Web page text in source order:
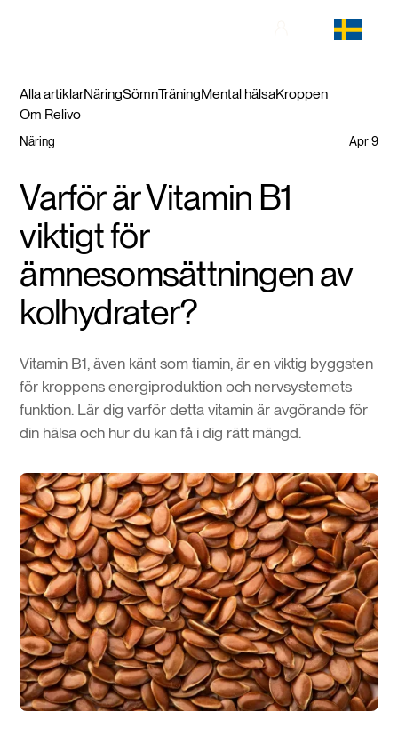
Alla artiklarNäringSömnTräningMental hälsaKroppen
Om Relivo
Näring Apr 9
Varför är Vitamin B1
viktigt för
ämnesomsättningen av
kolhydrater?
Vitamin B1, även känt som tiamin, är en viktig byggsten
för kroppens energiproduktion och nervsystemets
funktion. Lär dig varför detta vitamin är avgörande för
din hälsa och hur du kan få i dig rätt mängd.